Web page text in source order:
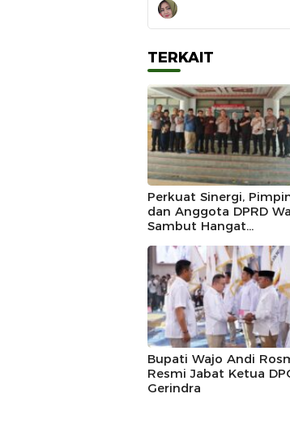
TERKAIT
Perkuat Sinergi,
dan Anggota DPRD
Sambut Hangat
Kapolres Wajo yang
Bupati Wajo Andi
Resmi Jabat Ketua
Gerindra